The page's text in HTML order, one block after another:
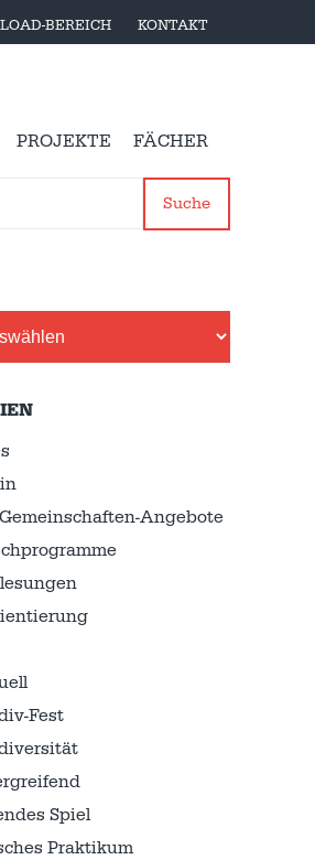
BEREICH KONTAKT
PROJEKTE FÄCHER
Suche
Angebote
Fest
Spiel
Praktikum